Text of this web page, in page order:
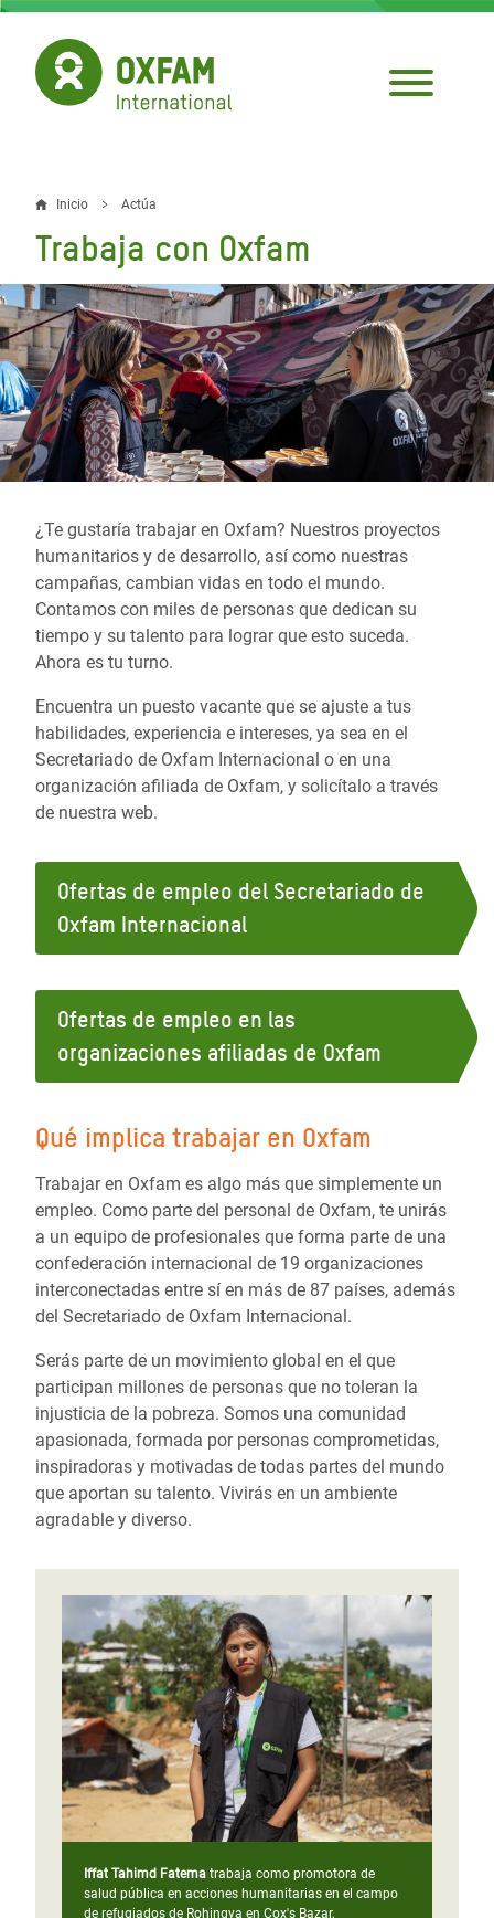
Pasar
contenido
principal
Sobrescribir
enlaces
de
ayuda
a
la
navegación
Inicio Actúa
Trabaja con Oxfam
¿Te gustaría trabajar en Oxfam? Nuestros proyectos
humanitarios y de desarrollo, así como nuestras
campañas, cambian vidas en todo el mundo.
Contamos con miles de personas que dedican su
tiempo y su talento para lograr que esto suceda.
Ahora es tu turno.
Encuentra un puesto vacante que se ajuste a tus
habilidades, experiencia e intereses, ya sea en el
Secretariado de Oxfam Internacional o en una
organización afiliada de Oxfam, y solicítalo a través
de nuestra web.
Ofertas de empleo del Secretariado de
Oxfam Internacional
Ofertas de empleo en las
organizaciones afiliadas de Oxfam
Qué implica trabajar en Oxfam
Trabajar en Oxfam es algo más que simplemente un
empleo. Como parte del personal de Oxfam, te unirás
a un equipo de profesionales que forma parte de una
confederación internacional de 19 organizaciones
interconectadas entre sí en más de 87 países, además
del Secretariado de Oxfam Internacional.
Serás parte de un movimiento global en el que
participan millones de personas que no toleran la
injusticia de la pobreza. Somos una comunidad
apasionada, formada por personas comprometidas,
inspiradoras y motivadas de todas partes del mundo
que aportan su talento. Vivirás en un ambiente
agradable y diverso.
Iffat Tahimd Fatema trabaja como promotora de
salud pública en acciones humanitarias en el campo
de refugiados de Rohingya en Cox's Bazar,